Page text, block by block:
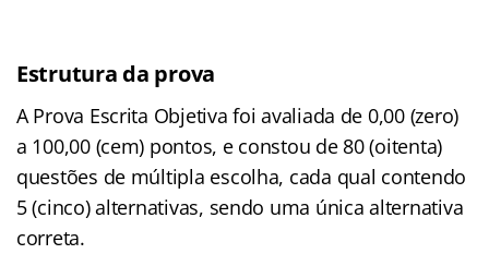
Estrutura da prova
A Prova Escrita Objetiva foi avaliada de 0,00 (zero)
a 100,00 (cem) pontos, e constou de 80 (oitenta)
questões de múltipla escolha, cada qual contendo
5 (cinco) alternativas, sendo uma única alternativa
correta.